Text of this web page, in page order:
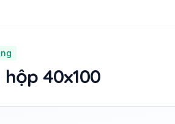
40x100